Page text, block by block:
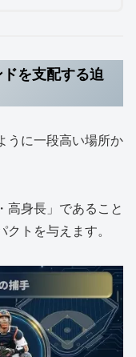
ドを支配する迫
うに一段高い場所か
高身長」であること
トを与えます。